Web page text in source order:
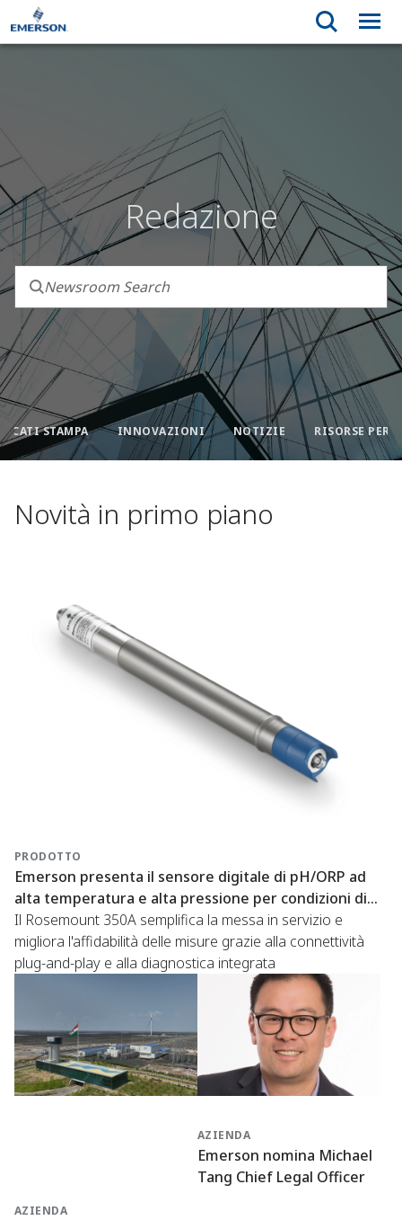
Redazione
STAMPA INNOVAZIONI NOTIZIE RISORSE PER
Novità in primo piano
PRODOTTO
Emerson presenta il sensore digitale di pH/ORP ad
alta temperatura e alta pressione per condizioni di
processo difficili
Il Rosemount 350A semplifica la messa in servizio e
migliora l'affidabilità delle misure grazie alla connettività
plug-and-play e alla diagnostica integrata
AZIENDA
AZIENDA
Emerson nomina Michael
Tang Chief Legal Officer